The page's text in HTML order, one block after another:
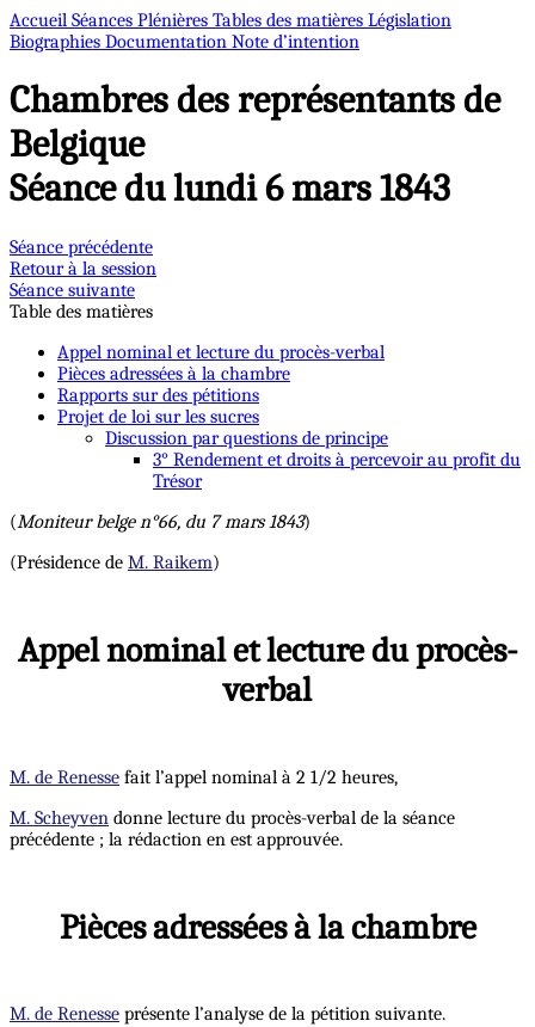
Accueil Séances Plénières Tables des matières Législation
Biographies Documentation Note d’intention
Chambres des représentants de
Belgique
Séance du lundi 6 mars 1843
Séance précédente
Retour à la session
Séance suivante
Table des matières
Appel nominal et lecture du procès-verbal
Pièces adressées à la chambre
Rapports sur des pétitions
Projet de loi sur les sucres
Discussion par questions de principe
3° Rendement et droits à percevoir au profit du
Trésor
(Moniteur belge n°66, du 7 mars 1843)
(Présidence de M. Raikem)
Appel nominal et lecture du procès-
verbal
M. de Renesse fait l’appel nominal à 2 1/2 heures,
M. Scheyven donne lecture du procès-verbal de la séance
précédente ; la rédaction en est approuvée.
Pièces adressées à la chambre
M. de Renesse présente l’analyse de la pétition suivante.